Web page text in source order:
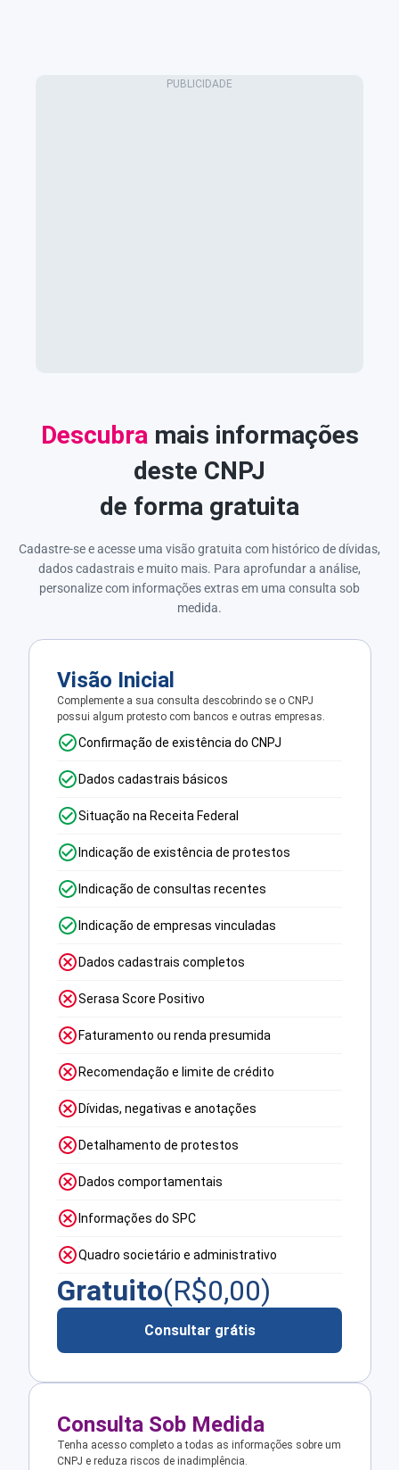
Descubra mais informações
deste CNPJ
de forma gratuita
Cadastre-se e acesse uma visão gratuita com histórico de dívidas,
dados cadastrais e muito mais. Para aprofundar a análise,
personalize com informações extras em uma consulta sob
medida.
Visão Inicial
Complemente a sua consulta descobrindo se o CNPJ
possui algum protesto com bancos e outras empresas.
Confirmação de existência do CNPJ
Dados cadastrais básicos
Situação na Receita Federal
Indicação de existência de protestos
Indicação de consultas recentes
Indicação de empresas vinculadas
Dados cadastrais completos
Serasa Score Positivo
Faturamento ou renda presumida
Recomendação e limite de crédito
Dívidas, negativas e anotações
Detalhamento de protestos
Dados comportamentais
Informações do SPC
Quadro societário e administrativo
Gratuito(R$0,00)
Consultar grátis
Consulta Sob Medida
Tenha acesso completo a todas as informações sobre um
CNPJ e reduza riscos de inadimplência.